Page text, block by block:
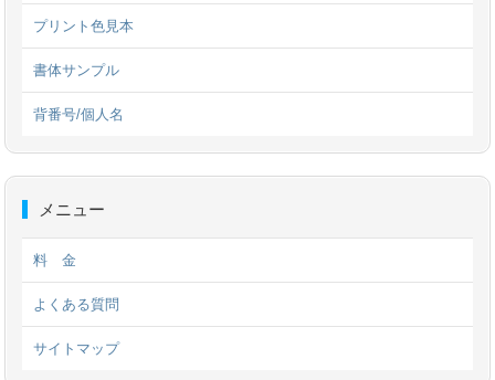
プリント色見本
書体サンプル
背番号/個人名
メニュー
料 金
よくある質問
サイトマップ